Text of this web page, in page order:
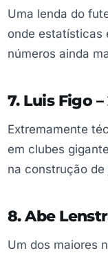
Uma lenda do
onde estatísticas
números ainda
7. Luis Figo
Extremamente
em clubes
na construção de
8. Abe
Um dos maiores